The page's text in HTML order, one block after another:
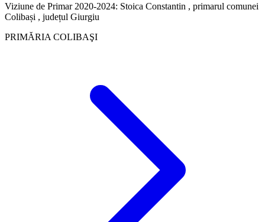
Viziune de Primar 2020-2024: Stoica Constantin , primarul comunei
Colibași , județul Giurgiu
PRIMĂRIA COLIBAŞI